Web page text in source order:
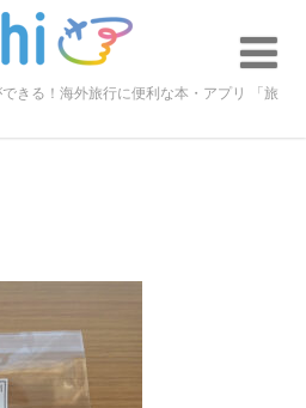
きる！海外旅行に便利な本・アプリ 「旅